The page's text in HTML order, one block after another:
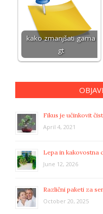
kako zmanjšati gama
gt
Fikus je učinkovit
April 4, 2021
Lepa in kakovostna
June 12, 2026
Različni paketi za
October 20, 2025